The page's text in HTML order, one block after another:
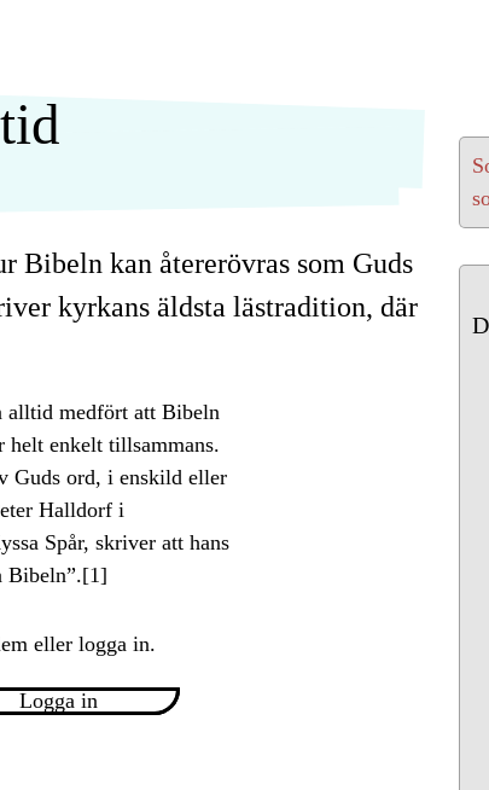
Bibeln kan återerövras som Guds
kyrkans äldsta lästradition, där
alltid medfört att Bibeln
helt enkelt tillsammans.
Guds ord, i enskild eller
Halldorf i
Spår, skriver att hans
Bibeln”.[1]
eller logga in.
Logga in